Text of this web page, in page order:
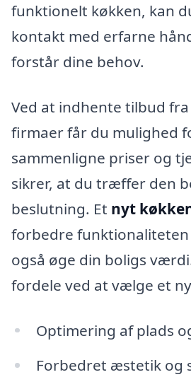
funktionelt køkken, kan
kontakt med erfarne
forstår dine behov.
Ved at indhente tilbud
firmaer får du mulighed
sammenligne priser og
sikrer, at du træffer den
beslutning. Et nyt
forbedre funktionaliteten
også øge din boligs
fordele ved at vælge et
Optimering af plads
Forbedret æstetik og